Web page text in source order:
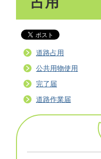
道路占用
公共用物使用
完了届
道路作業届